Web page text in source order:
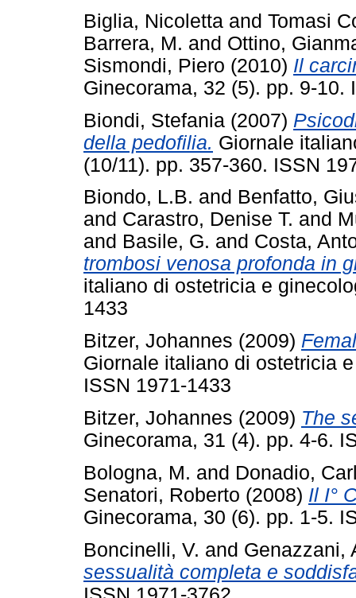
Biglia, Nicoletta and Tomasi
Barrera, M. and Ottino,
Sismondi, Piero (2010) Il
Ginecorama, 32 (5). pp. 9-10.
Biondi, Stefania (2007)
della pedofilia. Giornale
(10/11). pp. 357-360. ISSN
Biondo, L.B. and Benfatto,
and Carastro, Denise T. and
and Basile, G. and Costa,
trombosi venosa profonda in
italiano di ostetricia e
1433
Bitzer, Johannes (2009)
Giornale italiano di ostetricia
ISSN 1971-1433
Bitzer, Johannes (2009) The
Ginecorama, 31 (4). pp. 4-6.
Bologna, M. and Donadio,
Senatori, Roberto (2008) Il I°
Ginecorama, 30 (6). pp. 1-5.
Boncinelli, V. and Genazzani,
sessualità completa e